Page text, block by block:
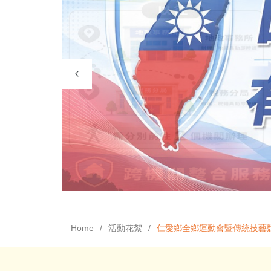
Home 活動花絮 仁愛鄉全鄉運動會暨傳統技藝